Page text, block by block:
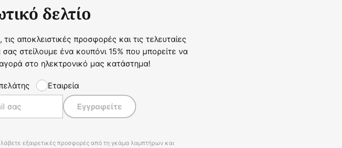
δελτίο
αποκλειστικές προσφορές και τις τελευταίες
στείλουμε ένα κουπόνι 15% που μπορείτε να
στο ηλεκτρονικό μας κατάστημα!
Εταιρεία
Εγγραφείτε
εξαιρετικές προσφορές από τη γκάμα λαμπτήρων και